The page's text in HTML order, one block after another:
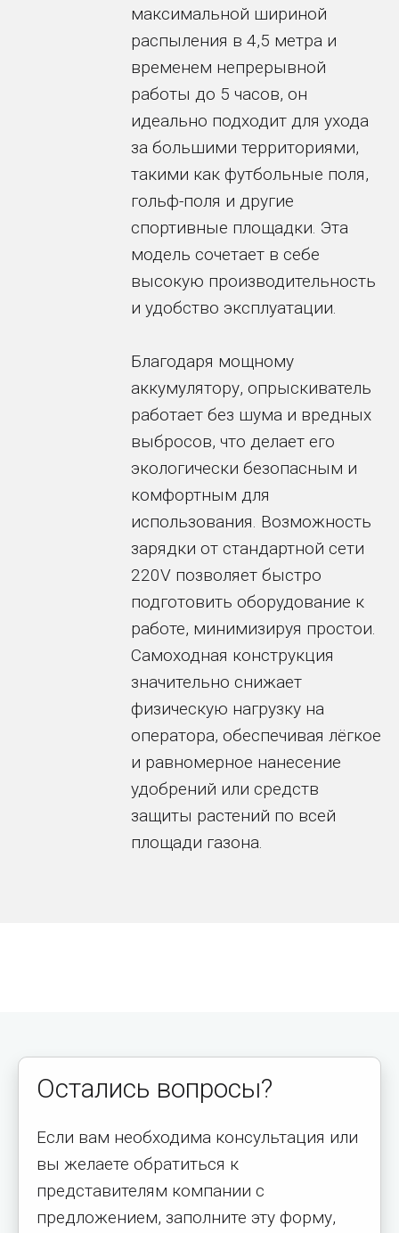
максимальной шириной
распыления в 4,5 метра и
временем непрерывной
работы до 5 часов, он
идеально подходит для ухода
за большими территориями,
такими как футбольные поля,
гольф-поля и другие
спортивные площадки. Эта
модель сочетает в себе
высокую производительность
и удобство эксплуатации.
Благодаря мощному
аккумулятору, опрыскиватель
работает без шума и вредных
выбросов, что делает его
экологически безопасным и
комфортным для
использования. Возможность
зарядки от стандартной сети
220V позволяет быстро
подготовить оборудование к
работе, минимизируя простои.
Самоходная конструкция
значительно снижает
физическую нагрузку на
оператора, обеспечивая лёгкое
и равномерное нанесение
удобрений или средств
защиты растений по всей
площади газона.
Остались вопросы?
Если вам необходима консультация или
вы желаете обратиться к
представителям компании с
предложением, заполните эту форму,